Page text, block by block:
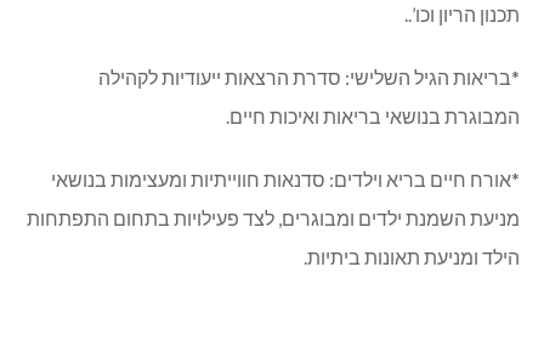
תכנון הריון וכו’..
*בריאות הגיל השלישי: סדרת הרצאות ייעודיות לקהילה
המבוגרת בנושאי בריאות ואיכות חיים.
*אורח חיים בריא וילדים: סדנאות חווייתיות ומעצימות בנושאי
מניעת השמנת ילדים ומבוגרים, לצד פעילויות בתחום התפתחות
הילד ומניעת תאונות ביתיות.